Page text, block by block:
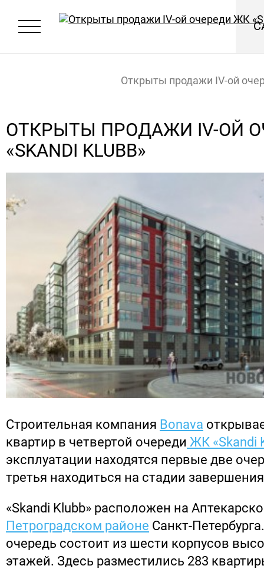
Открыты продажи IV-ой
ОТКРЫТЫ ПРОДАЖИ IV-ОЙ
«SKANDI KLUBB»
Строительная компания Bonava
квартир в четвертой очереди ЖК «Skandi
эксплуатации находятся первые две
третья находиться на стадии
«Skandi Klubb» расположен на
Петроградском районе Санкт-
очередь состоит из шести корпусов
этажей. Здесь разместились 283